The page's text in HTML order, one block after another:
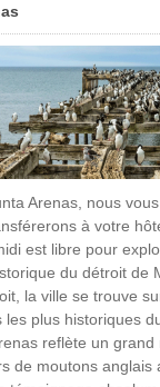
Arenas, nous
à votre
est libre pour
du détroit de
la ville se trouve
plus historiques
reflète un grand
de moutons anglais